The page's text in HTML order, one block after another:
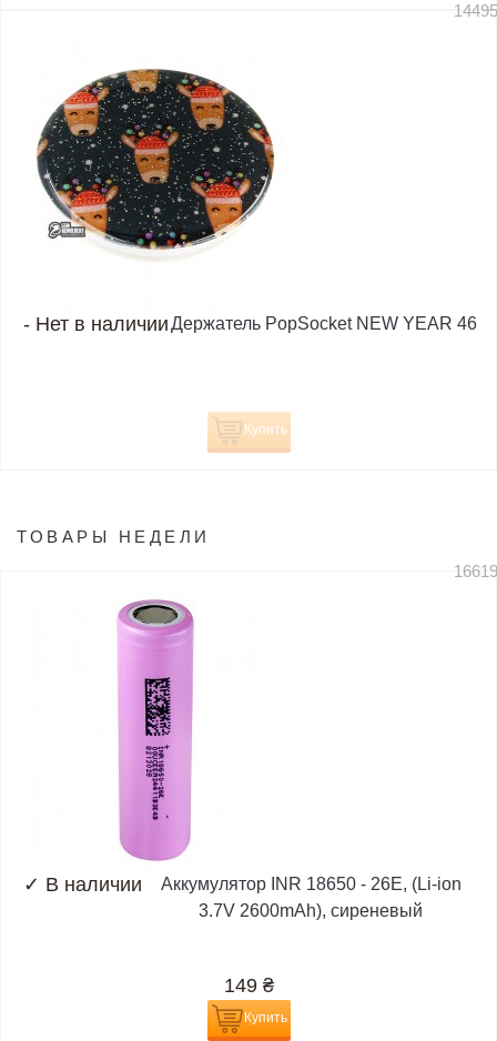
- Нет в наличииДержатель PopSocket NEW YEAR 46
Купить
ТОВАРЫ НЕДЕЛИ
✓ В наличии
Аккумулятор INR 18650 - 26E, (Li-ion
3.7V 2600mAh), сиреневый
149 ₴
Купить